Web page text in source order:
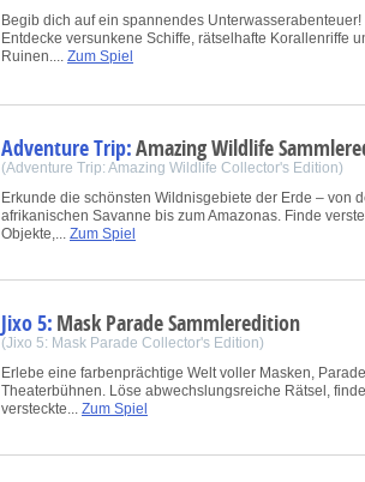
Begib dich auf ein spannendes Unterwasserabenteuer!
Entdecke versunkene Schiffe, rätselhafte Korallenriffe
Ruinen.... Zum Spiel
Adventure Trip:Amazing Wildlife
(Adventure Trip: Amazing Wildlife Collector's Edition)
Erkunde die schönsten Wildnisgebiete der Erde – von
afrikanischen Savanne bis zum Amazonas. Finde
Objekte,... Zum Spiel
Jixo 5: Mask Parade Sammleredition
(Jixo 5: Mask Parade Collector's Edition)
Erlebe eine farbenprächtige Welt voller Masken,
Theaterbühnen. Löse abwechslungsreiche Rätsel, finde
versteckte... Zum Spiel